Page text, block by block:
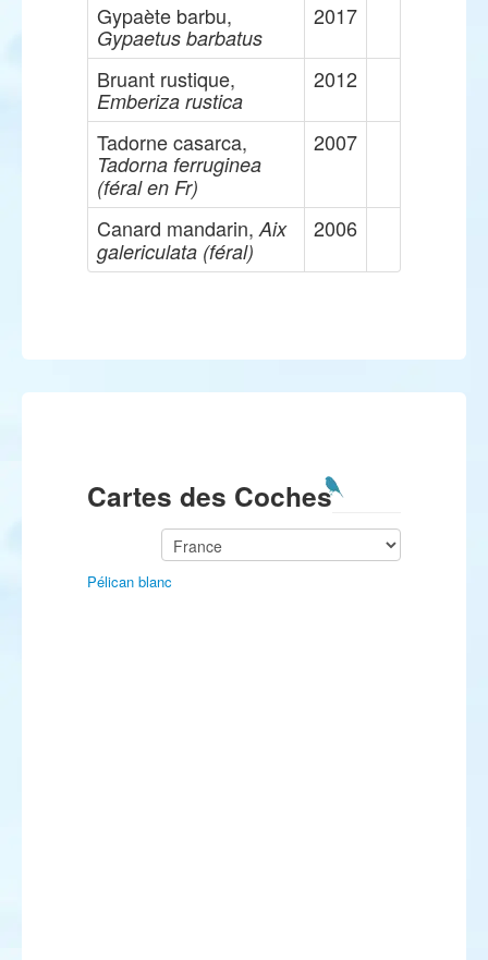
Gypaète barbu,
Gypaetus barbatus
2017
Bruant rustique,
Emberiza rustica
2012
Tadorne casarca,
Tadorna ferruginea
(féral en Fr)
2007
Canard mandarin, Aix
galericulata (féral)
2006
Cartes des Coches
Pélican blanc